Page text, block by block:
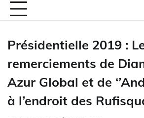
Présidentielle 2019 :
remerciements de
Azur Global et de
à l’endroit des